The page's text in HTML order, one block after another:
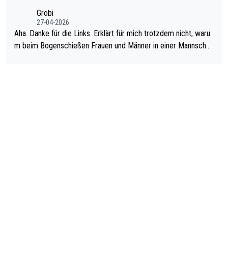
diese könnten teils wirksam behandelt werden! Dafür müsste
man nur zum Neurologen und nicht zum Mentaltrainer gehen…
Grobi
27-04-2026
Aha. Danke für die Links. Erklärt für mich trotzdem nicht, waru
m beim Bogenschießen Frauen und Männer in einer Mannschaf